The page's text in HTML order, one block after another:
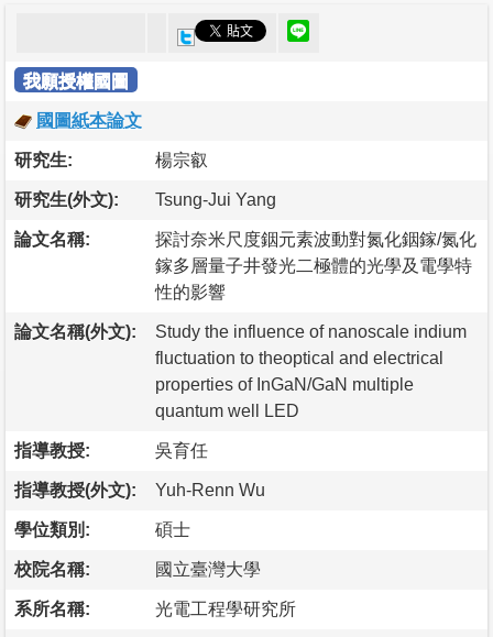
我願授權國圖
國圖紙本論文
研究生: 楊宗叡
研究生(外文): Tsung-Jui Yang
論文名稱:
探討奈米尺度銦元素波動對氮化銦鎵/氮化
鎵多層量子井發光二極體的光學及電學特
性的影響
論文名稱(外文):
Study the influence of nanoscale indium
fluctuation to theoptical and electrical
properties of InGaN/GaN multiple
quantum well LED
指導教授: 吳育任
指導教授(外文): Yuh-Renn Wu
學位類別: 碩士
校院名稱: 國立臺灣大學
系所名稱: 光電工程學研究所